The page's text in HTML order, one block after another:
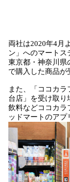
両社は2020年4月
ン」へのマート
東京都・神奈川県
で購入した商品が
また、「ココカ
台店」を受け取り
飲料などココカラ
ッドマートのアプ